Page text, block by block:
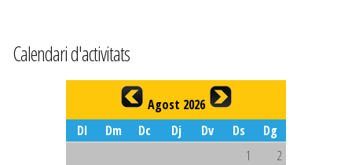
Calendari d'activitats
Agost 2026
Dl
Dm Dc Dj Dv Ds
Dg
1
2